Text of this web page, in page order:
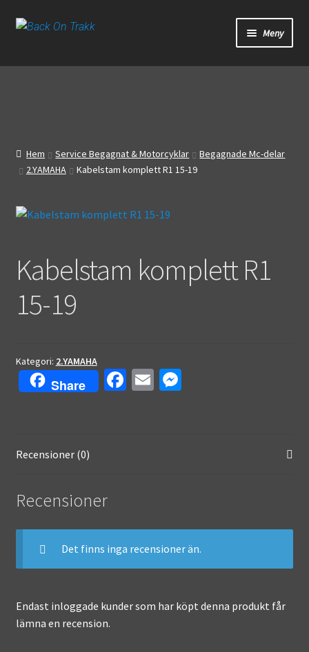
Hoppa
Hoppa
Meny
Start
Bilder
Video
Hem Service Begagnat & Motorcyklar
Begagnade Mc-delar
2.YAMAHA
Kabelstam komplett R1 15-19
Kabelstam komplett R1
15-19
Kategori: 2.YAMAHA
Share
Fa E M
Recensioner (0)
Recensioner
Det finns inga recensioner än.
Endast inloggade kunder som har köpt denna produkt får
lämna en recension.